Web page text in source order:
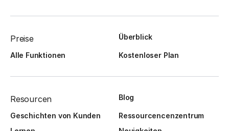
Preise Überblick
Alle Funktionen Kostenloser Plan
Resourcen Blog
Geschichten von Kunden
Ressourcencenzentrum